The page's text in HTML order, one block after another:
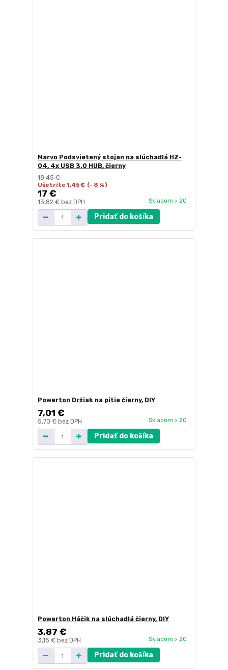
Marvo Podsvietený stojan na slúchadlá HZ-
04, 4x USB 3.0 HUB, čierny
18,45 €
Ušetríte 1,45 € (- 8 %)
17 €
13,82 € bez DPH Skladom > 20
Pridať do košíka
Powerton Držiak na pitie čierny, DIY
7,01 €
5,70 € bez DPH Skladom > 20
Pridať do košíka
Powerton Háčik na slúchadlá čierny, DIY
3,87 €
3,15 € bez DPH Skladom > 20
Pridať do košíka